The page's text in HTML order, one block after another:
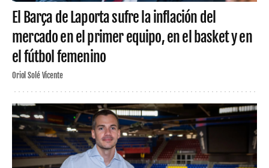
El Barça de Laporta sufre la inflación del
mercado en el primer equipo, en el basket y en
el fútbol femenino
Oriol Solé Vicente